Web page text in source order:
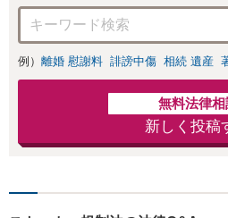
例） 離婚 慰謝料 誹謗中傷 相続 遺産
無料法律相
新しく投稿